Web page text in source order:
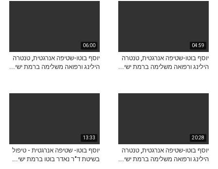
04:59
יוסף בוטו-שטיפה אנרגטית, טנטרה
הילינג ורפואה משלימה ברמת ישי...
06:00
יוסף בוטו-שטיפה אנרגטית, טנטרה
הילינג ורפואה משלימה ברמת ישי...
20:28
יוסף בוטו-שטיפה אנרגטית, טנטרה
הילינג ורפואה משלימה ברמת ישי...
13:33
יוסף בוטו- שטיפה אנרגטית - טיפול
בשיטת ד"ר נאדר בוטו ברמת ישי...